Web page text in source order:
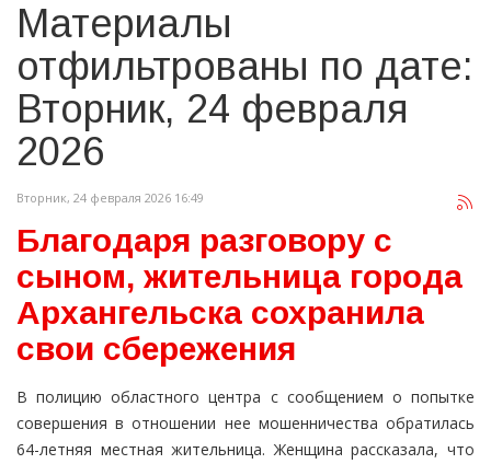
Материалы
отфильтрованы по дате:
Вторник, 24 февраля
2026
Вторник, 24 февраля 2026 16:49
Благодаря разговору с
сыном, жительница города
Архангельска сохранила
свои сбережения
В полицию областного центра с сообщением о попытке
совершения в отношении нее мошенничества обратилась
64-летняя местная жительница. Женщина рассказала, что